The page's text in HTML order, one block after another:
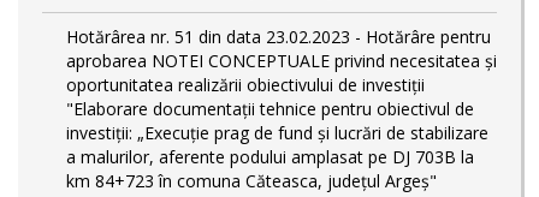
Hotărârea nr. 51 din data 23.02.2023 - Hotărâre pentru
aprobarea NOTEI CONCEPTUALE privind necesitatea și
oportunitatea realizării obiectivului de investiții
"Elaborare documentații tehnice pentru obiectivul de
investiţii: „Execuție prag de fund și lucrări de stabilizare
a malurilor, aferente podului amplasat pe DJ 703B la
km 84+723 în comuna Căteasca, județul Argeș"